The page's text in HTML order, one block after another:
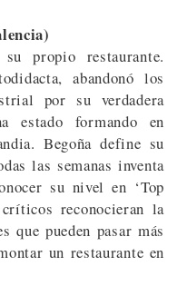
propio restaurante.
abandonó los
por su verdadera
estado formando en
Begoña define su
las semanas inventa
su nivel en ‘Top
reconocieran la
que pueden pasar más
un restaurante en